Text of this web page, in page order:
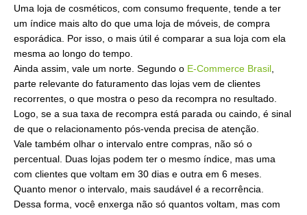
Uma loja de cosméticos, com consumo frequente, tende a ter
um índice mais alto do que uma loja de móveis, de compra
esporádica. Por isso, o mais útil é comparar a sua loja com ela
mesma ao longo do tempo.
Ainda assim, vale um norte. Segundo o E-Commerce Brasil
parte relevante do faturamento das lojas vem de clientes
recorrentes, o que mostra o peso da recompra no resultado.
Logo, se a sua taxa de recompra está parada ou caindo, é sinal
de que o relacionamento pós-venda precisa de atenção.
Vale também olhar o intervalo entre compras, não só o
percentual. Duas lojas podem ter o mesmo índice, mas uma
com clientes que voltam em 30 dias e outra em 6 meses.
Quanto menor o intervalo, mais saudável é a recorrência.
Dessa forma, você enxerga não só quantos voltam, mas com